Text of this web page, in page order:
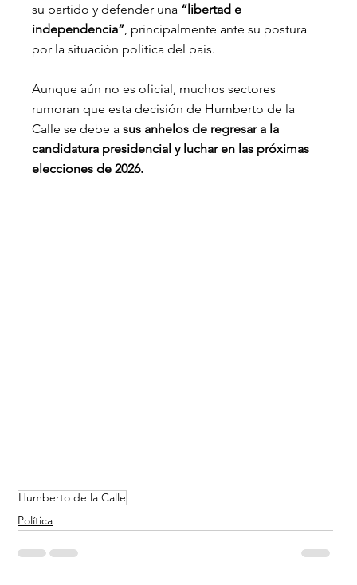
su partido y defender una “libertad e
independencia” , principalmente ante su postura
por la situación política del país.
Aunque aún no es oficial, muchos sectores
rumoran que esta decisión de Humberto de la
Calle se debe a sus anhelos de regresar a la
candidatura presidencial y luchar en las próximas
elecciones de 2026.
Humberto de la Calle
Política